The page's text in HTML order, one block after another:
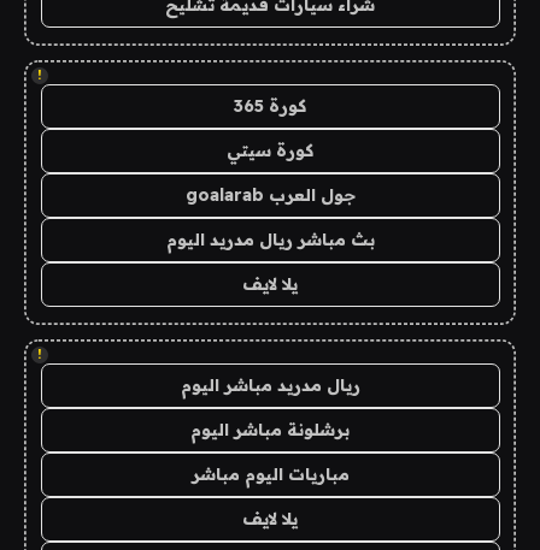
!
كورة 365
كورة سيتي
جول العرب goalarab
بث مباشر ريال مدريد اليوم
يلا لايف
!
ريال مدريد مباشر اليوم
برشلونة مباشر اليوم
مباريات اليوم مباشر
يلا لايف